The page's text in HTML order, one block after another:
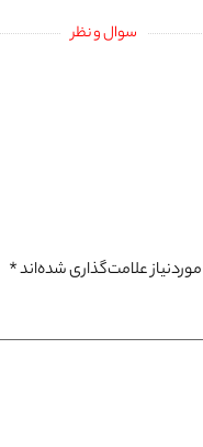
سوال و نظر
علامت‌گذاری شده‌اند*